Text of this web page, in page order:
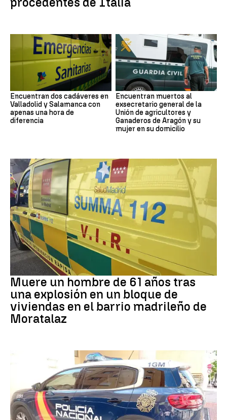
Encuentran dos cadáveres en
Valladolid y Salamanca con
apenas una hora de
diferencia
Encuentran muertos al
exsecretario general de la
Unión de agricultores y
Ganaderos de Aragón y su
mujer en su domicilio
Incidente
Muere un hombre de 61 años tras
una explosión en un bloque de
viviendas en el barrio madrileño de
Moratalaz